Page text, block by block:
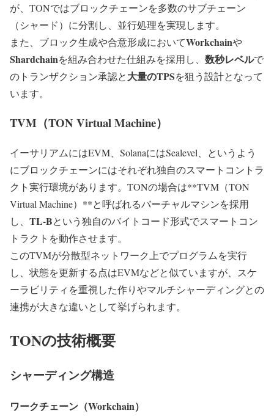
が、TONではブロックチェーンを多数のサブチェーン
（シャード）に分割し、並行処理を実現します。
また、ブロック生成や合意形成においてWorkchainや
Shardchainを組み合わせた仕組みを採用し、 数秒レベルで
のトランザクション承認と大量のTPSを狙う設計となって
います。
TVM（TON Virtual Machine）
イーサリアムにはEVM、SolanaにはSealevel、というよう
にブロックチェーンにはそれぞれ独自のスマートコントラ
クト実行環境があります。TONの場合は**TVM（TON
Virtual Machine）**と呼ばれるバーチャルマシンを採用
し、 TL-Bという独自のバイトコード形式でスマートコン
トラクトを動作させます。
このTVMが分散型ネットワーク上でプログラムを実行
し、状態を更新する点はEVMなどと似ていますが、スケ
ーラビリティを重視した作りやマルチシャーディングとの
連携が大きな違いとして挙げられます。
TONの技術概要
シャーディング構造
ワークチェーン（Workchain）